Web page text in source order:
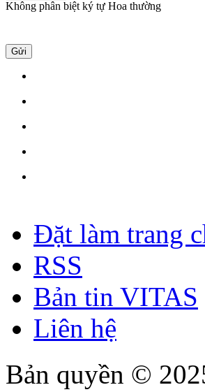
Không phân biệt ký tự Hoa thường
Đặt làm trang
RSS
Bản tin VITAS
Liên hệ
Bản quyền ©